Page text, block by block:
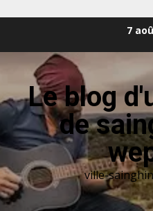
7
Le blog
de
ville-